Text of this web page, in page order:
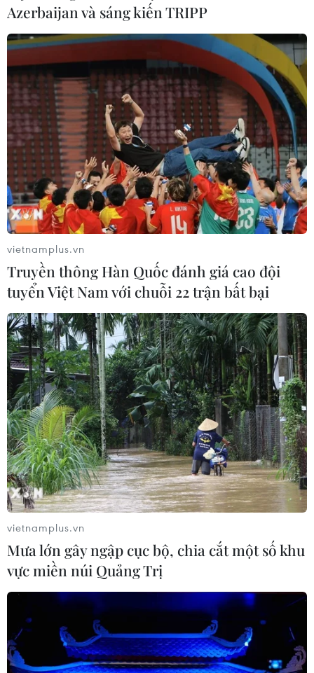
Công bố kết quả rà soát kết luận thanh tra
đất sân bay Miếu Môn
25/04/2019 11:27
Chiều 25/4, Thanh tra Chính phủ công bố kết quả rà
soát, kiểm tra đối với diện tích đất khu sân bay Miếu
Môn thuộc địa giới hành chính xã Đồng Tâm, huyện Mỹ
Đức, thành phố Hà Nội.
Quyết liệt xử lý các vi phạm pháp luật về
đất đai tại Phú Quốc
Thời gian gần đây, vi phạm pháp luật về đất đai, xây
dựng ở Phú Quốc, tỉnh Kiên Giang gia tăng làm ảnh
hưởng an ninh trật tự xã hội cũng như bất lợi đến phát
triển kinh tế-xã hội của đảo Phú Quốc.
Azerbaijan và sáng kiến TRIPP
vietnamplus.vn
Truyền thông Hàn Quốc đánh giá cao đội
tuyển Việt Nam với chuỗi 22 trận bất bại
vietnamplus.vn
Mưa lớn gây ngập cục bộ, chia cắt một số khu
vực miền núi Quảng Trị